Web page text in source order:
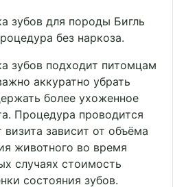
зубов для породы Бигль
без наркоза.
зубов подходит питомцам
аккуратно убрать
более ухоженное
Процедура проводится
зависит от объёма
животного во время
случаях стоимость
состояния зубов.